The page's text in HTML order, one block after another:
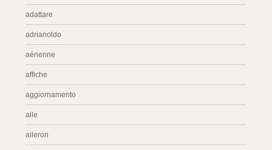
adattare
adrianoldo
aérienne
affiche
aggiornamento
aile
aileron